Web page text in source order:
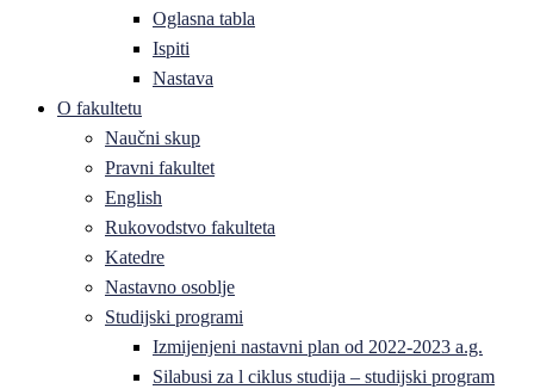
Oglasna tabla
Ispiti
Nastava
O fakultetu
Naučni skup
Pravni fakultet
English
Rukovodstvo fakulteta
Katedre
Nastavno osoblje
Studijski programi
Izmijenjeni nastavni plan od 2022-2023 a.g.
Silabusi za l ciklus studija – studijski program